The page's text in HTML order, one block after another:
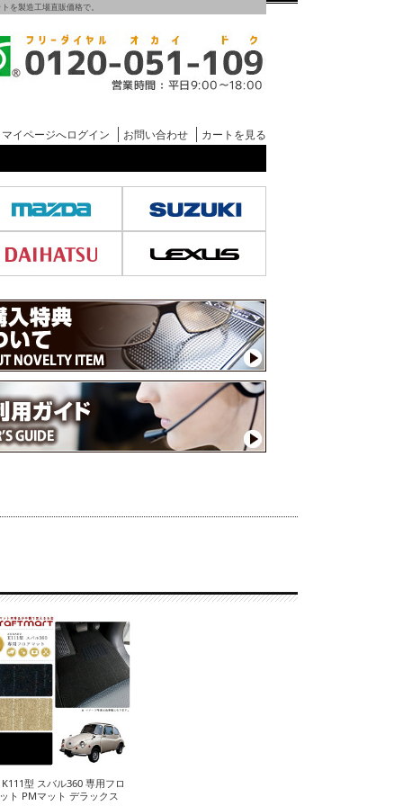
を製造工場直販価格で。
マイページへログイン お問い合わせ カートを見る
型 スバル360 専用フロ
ト PMマット デラックス